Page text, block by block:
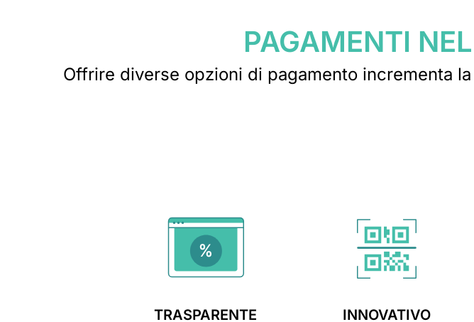
PAGAMENTI
Offrire diverse opzioni di pagamento incrementa
TRASPARENTE INNOVATIVO